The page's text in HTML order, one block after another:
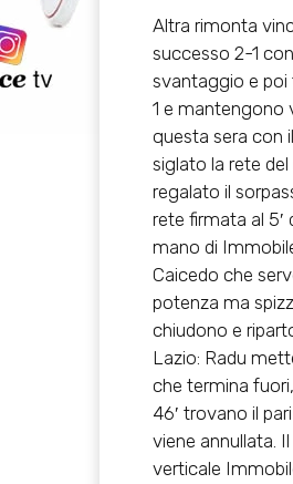
Altra rimonta
successo 2-1
svantaggio e poi
1 e mantengono
questa sera con
siglato la rete
regalato il
rete firmata al
mano di
Caicedo che
potenza ma
chiudono e
Lazio: Radu
che termina
46′ trovano il
viene annullata.
verticale